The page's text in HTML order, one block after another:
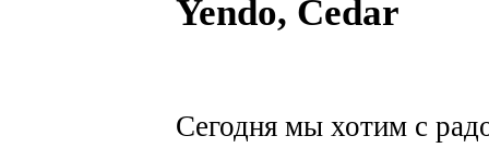
Yendо, Cedar
Сегодня мы хотим с